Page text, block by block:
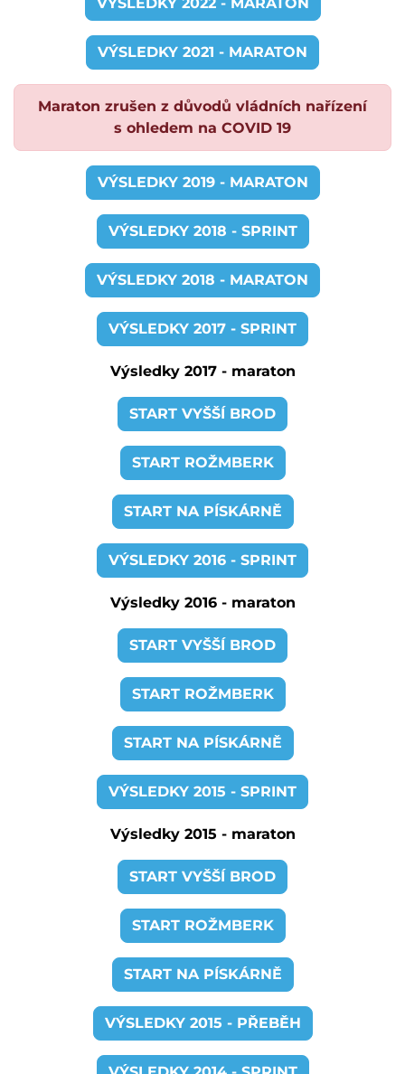
VÝSLEDKY 2021 - MARATON
Maraton zrušen z důvodů vládních nařízení
s ohledem na COVID 19
VÝSLEDKY 2019 - MARATON
VÝSLEDKY 2018 - SPRINT
VÝSLEDKY 2018 - MARATON
VÝSLEDKY 2017 - SPRINT
Výsledky 2017 - maraton
START VYŠŠÍ BROD
START ROŽMBERK
START NA PÍSKÁRNĚ
VÝSLEDKY 2016 - SPRINT
Výsledky 2016 - maraton
START VYŠŠÍ BROD
START ROŽMBERK
START NA PÍSKÁRNĚ
VÝSLEDKY 2015 - SPRINT
Výsledky 2015 - maraton
START VYŠŠÍ BROD
START ROŽMBERK
START NA PÍSKÁRNĚ
VÝSLEDKY 2015 - PŘEBĚH